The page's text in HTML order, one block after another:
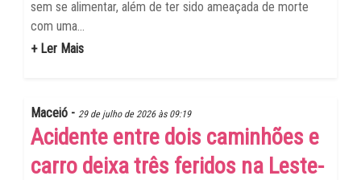
sem se alimentar, além de ter sido ameaçada de morte
com uma...
+ Ler Mais
Maceió - 29 de julho de 2026 às 09:19
Acidente entre dois caminhões e
carro deixa três feridos na Leste-